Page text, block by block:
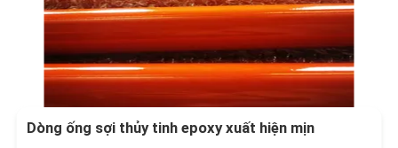
Dòng ống sợi thủy tinh epoxy xuất hiện mịn